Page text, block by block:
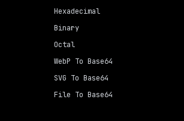
Hexadecimal
Binary
Octal
WebP To Base64
SVG To Base64
File To Base64